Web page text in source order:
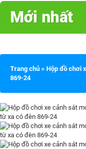
Mới nhất
Trang chủ » Hộp đồ chơi
869-24